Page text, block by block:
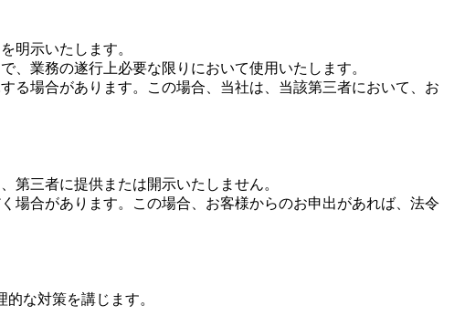
明示いたします。
業務の遂行上必要な限りにおいて使用いたします。
る場合があります。この場合、当社は、当該第三者において、お
第三者に提供または開示いたしません。
場合があります。この場合、お客様からのお申出があれば、法令
な対策を講じます。